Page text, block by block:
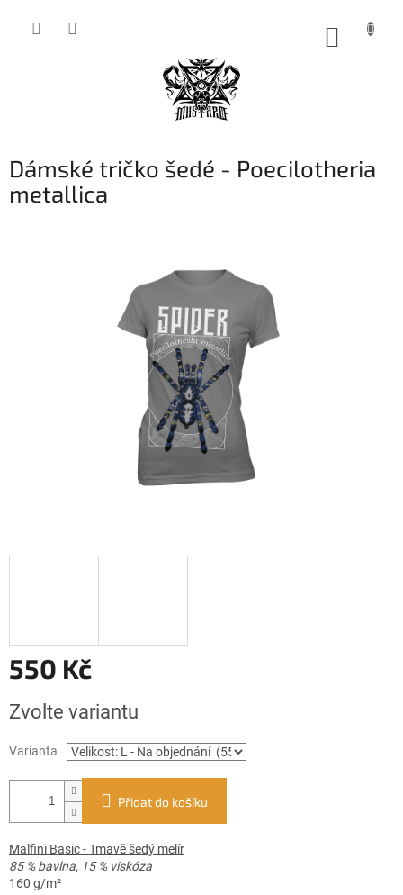
Dámské tričko šedé - Poecilotheria
metallica
550 Kč
cena:
Zvolte variantu
Varianta
Přidat do košíku
Malfini Basic - Tmavě šedý melír
85 % bavlna, 15 % viskóza
160 g/m²